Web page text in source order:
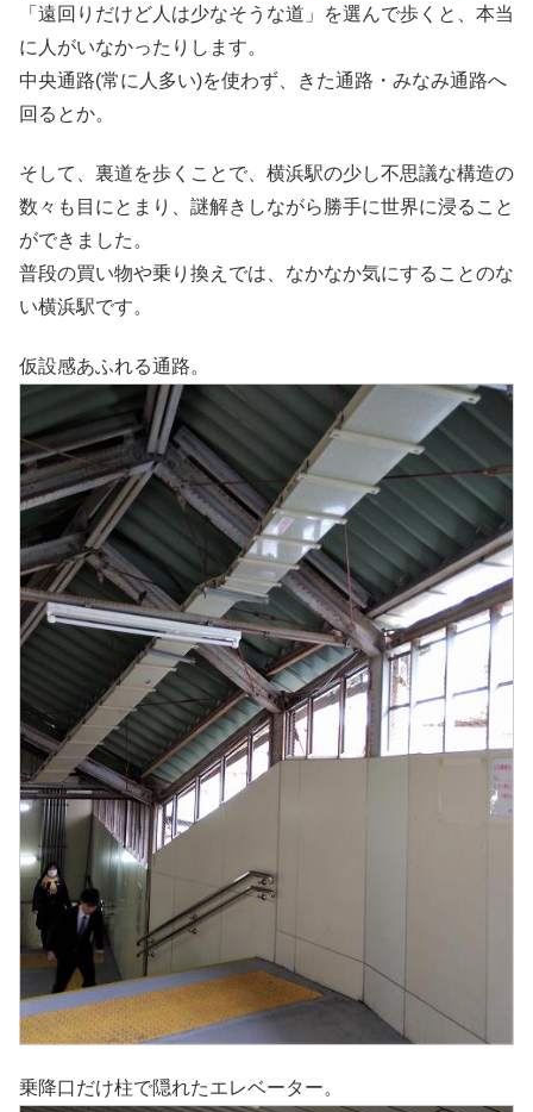
「遠回りだけど人は少なそうな道」を選んで歩くと、本当
に人がいなかったりします。
中央通路(常に人多い)を使わず、きた通路・みなみ通路へ
回るとか。
そして、裏道を歩くことで、横浜駅の少し不思議な構造の
数々も目にとまり、謎解きしながら勝手に世界に浸ること
ができました。
普段の買い物や乗り換えでは、なかなか気にすることのな
い横浜駅です。
仮設感あふれる通路。
乗降口だけ柱で隠れたエレベーター。